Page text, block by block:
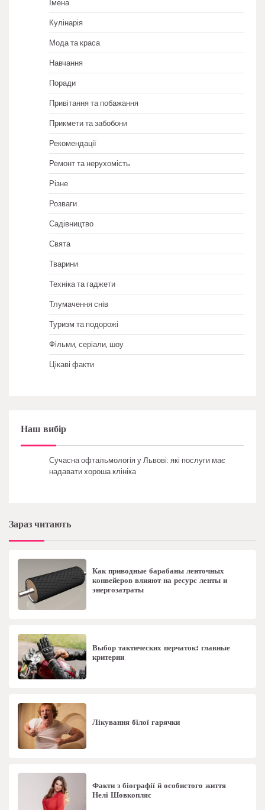
Імена
Кулінарія
Мода та краса
Навчання
Поради
Привітання та побажання
Прикмети та забобони
Рекомендації
Ремонт та нерухомість
Різне
Розваги
Садівництво
Свята
Тварини
Техніка та гаджети
Тлумачення снів
Туризм та подорожі
Фільми, серіали, шоу
Цікаві факти
Наш вибір
Сучасна офтальмологія у Львові: які послуги має
надавати хороша клініка
Зараз читають
Как приводные барабаны ленточных
конвейеров влияют на ресурс ленты и
энергозатраты
Выбор тактических перчаток: главные
критерии
Лікування білої гарячки
Факти з біографії й особистого життя
Нелі Шовкопляс